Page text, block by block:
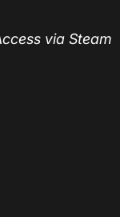
via Steam